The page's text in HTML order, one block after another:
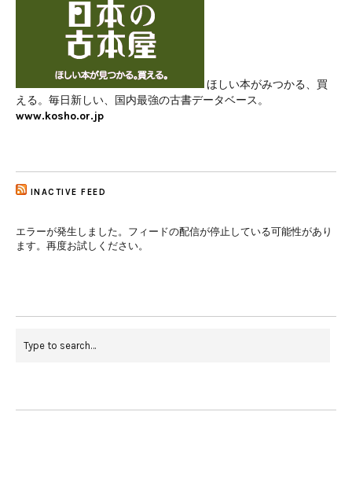
ほしい本がみつかる、買
える。毎日新しい、国内最強の古書データベース。
www.kosho.or.jp
INACTIVE FEED
エラーが発生しました。フィードの配信が停止している可能性があり
ます。再度お試しください。